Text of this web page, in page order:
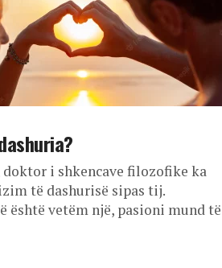
doktor i shkencave filozofike ka
të dashurisë sipas tij.
është vetëm një, pasioni mund të